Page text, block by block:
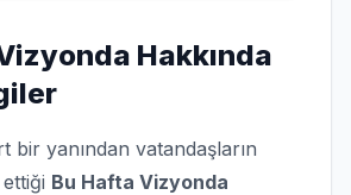
Hakkında
bir yanından vatandaşların
Bu Hafta Vizyonda